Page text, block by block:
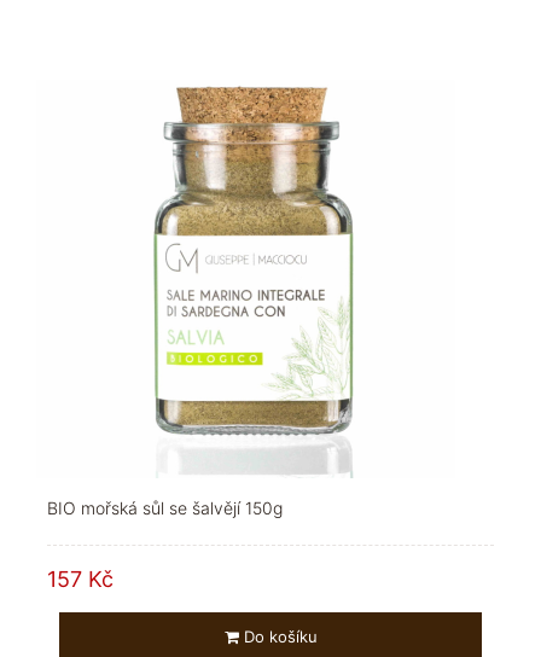
BIO mořská sůl se šalvějí 150g
157 Kč
Do košíku